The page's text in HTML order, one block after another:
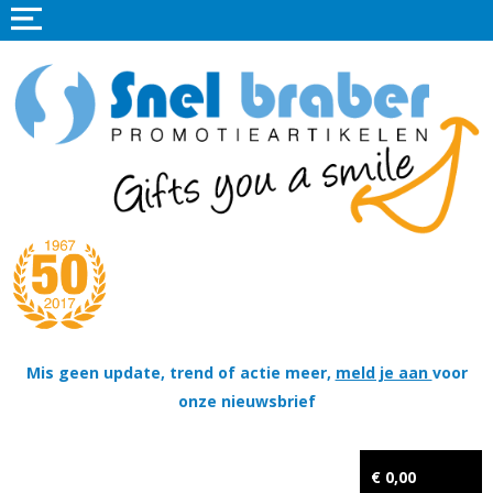
Mis geen update, trend of actie meer, meld je aan voor
onze nieuwsbrief
€ 0,00
Home
Promotieartikelen
Tassen
Thema's